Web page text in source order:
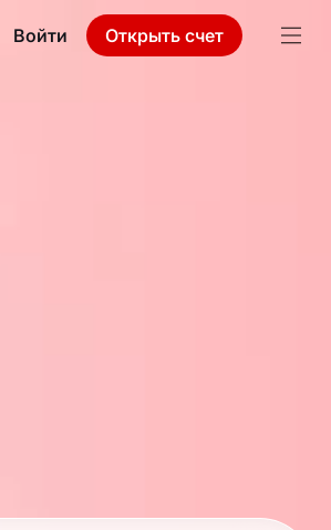
Войти Открыть счет